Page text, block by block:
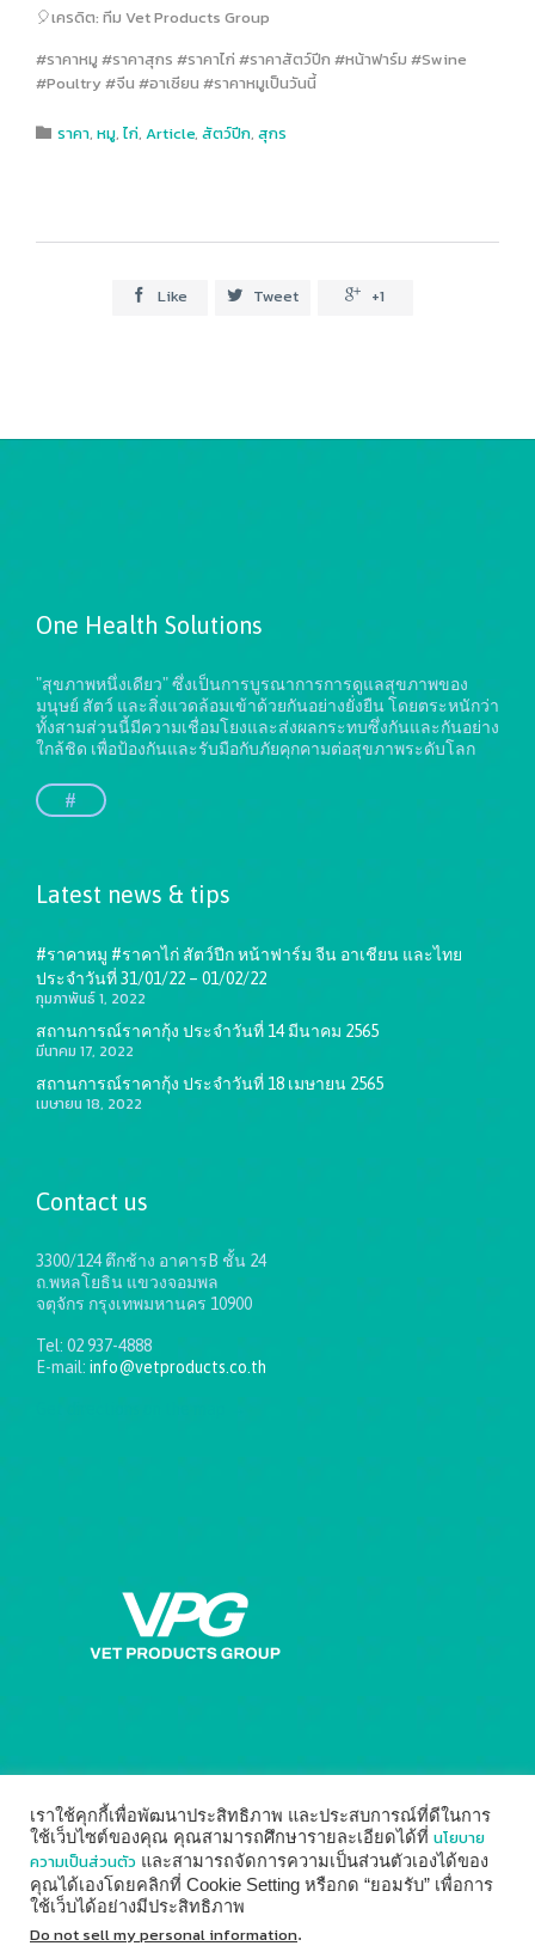
🎈เครดิต: ทีม Vet Products Group
#ราคาหมู #ราคาสุกร #ราคาไก่ #ราคาสัตว์ปีก #หน้าฟาร์ม #Swine
#Poultry #จีน #อาเซียน #ราคาหมูเป็นวันนี้
 Category
ราคา, หมู, ไก่, Article, สัตว์ปีก, สุกร
 Like  Tweet  +1
One Health Solutions
"สุขภาพหนึ่งเดียว" ซึ่งเป็นการบูรณาการการดูแลสุขภาพของ
มนุษย์ สัตว์ และสิ่งแวดล้อมเข้าด้วยกันอย่างยั่งยืนโดยตระหนักว่า
ทั้งสามส่วนนี้มีความเชื่อมโยงและส่งผลกระทบซึ่งกันและกันอย่าง
ใกล้ชิด เพื่อป้องกันและรับมือกับภัยคุกคามต่อสุขภาพระดับโลก
#
Latest news & tips
#ราคาหมู #ราคาไก่ สัตว์ปีก หน้าฟาร์ม จีน อาเชียน และไทย
ประจำวันที่ 31/01/22 – 01/02/22
กุมภาพันธ์ 1, 2022
สถานการณ์ราคากุ้ง ประจำวันที่ 14 มีนาคม 2565
มีนาคม 17, 2022
สถานการณ์ราคากุ้ง ประจำวันที่ 18 เมษายน 2565
เมษายน 18, 2022
Contact us
3300/124 ตึกช้าง อาคารB ชั้น 24
ถ.พหลโยธิน แขวงจอมพล
จตุจักร กรุงเทพมหานคร 10900
Tel: 02 937-4888
E-mail: info@vetproducts.co.th
เราใช้คุกกี้เพื่อพัฒนาประสิทธิภาพ และประสบการณ์ที่ดีในการ
ใช้เว็บไซต์ของคุณ คุณสามารถศึกษารายละเอียดได้ที่ นโยบาย
ความเป็นส่วนตัว และสามารถจัดการความเป็นส่วนตัวเองได้ของ
คุณได้เองโดยคลิกที่ Cookie Setting หรือกด “ยอมรับ” เพื่อการ
ใช้เว็บได้อย่างมีประสิทธิภาพ
Do not sell my personal information.